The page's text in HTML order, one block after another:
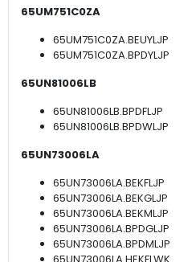
65UM751C0ZA
65UM751C0ZA.BEUYLJP
65UM751C0ZA.BPDYLJP
65UN81006LB
65UN81006LB.BPDFLJP
65UN81006LB.BPDWLJP
65UN73006LA
65UN73006LA.BEKFLJP
65UN73006LA.BEKGLJP
65UN73006LA.BEKMLJP
65UN73006LA.BPDGLJP
65UN73006LA.BPDMLJP